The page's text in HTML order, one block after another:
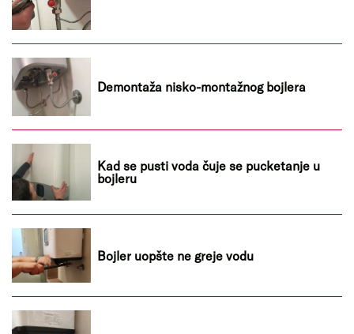
Demontaža nisko-montažnog bojlera
Kad se pusti voda čuje se pucketanje u
bojleru
Bojler uopšte ne greje vodu